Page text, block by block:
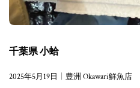
千葉県 小蛤
2025年5月19日 豊洲 Okawari鮮魚店